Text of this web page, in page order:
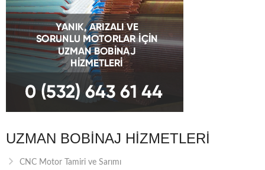
UZMAN BOBINAJ HIZMETLERI
CNC Motor Tamiri ve Sarımı